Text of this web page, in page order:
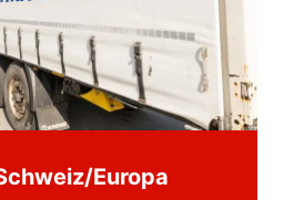
Europa